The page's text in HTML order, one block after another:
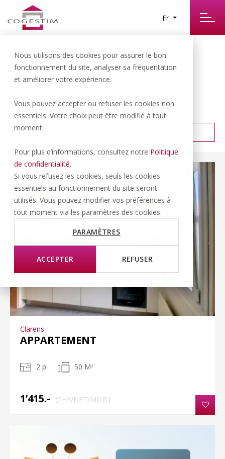
Nous utilisons des cookies pour assurer le bon
fonctionnement du site, analyser sa fréquentation
et améliorer votre expérience.
Vous pouvez accepter ou refuser les cookies non
essentiels. Votre choix peut être modifié à tout
moment.
Pour plus d’informations, consultez notre Politique
de confidentialité.
Si vous refusez les cookies, seuls les cookies
essentiels au fonctionnement du site seront
utilisés. Vous pouvez modifier vos préférences à
tout moment via les paramètres des cookies.
PARAMÈTRES
ACCEPTER REFUSER
Fr
12RÉSULTATS TROUVÉS
CRÉER UNE ALERTE
TRIER PAR : PRIX CROISSANT
Clarens
APPARTEMENT
2 p 50 M 2
1’415.- (CHF/NET/MOIS)